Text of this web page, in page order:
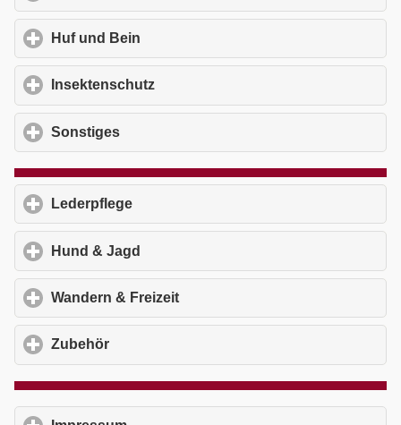
Huf und Bein
Insektenschutz
Sonstiges
Lederpflege
Hund & Jagd
Wandern & Freizeit
Zubehör